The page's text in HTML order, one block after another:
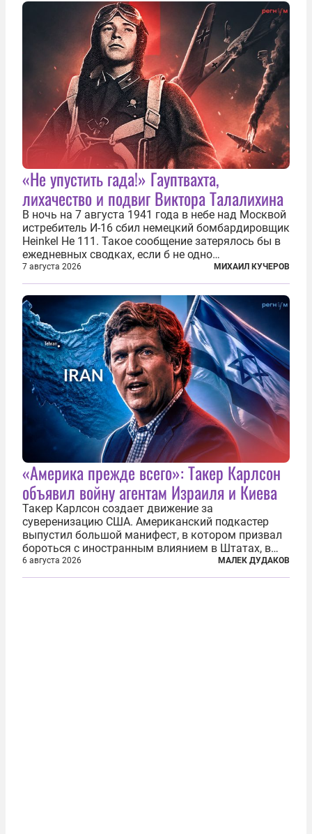
основном —...
«Не упустить гада!» Гауптвахта,
лихачество и подвиг Виктора Талалихина
В ночь на 7 августа 1941 года в небе над Москвой
истребитель И-16 сбил немецкий бомбардировщик
Heinkel He 111. Такое сообщение затерялось бы в
ежедневных сводках, если б не одно
обстоятельство. Это был один из первых в
истории отечественной авиации ночных таранов.
У пилота — младшего лейтенанта...
7 августа 2026 МИХАИЛ КУЧЕРОВ
«Америка прежде всего»: Такер Карлсон
объявил войну агентам Израиля и Киева
Такер Карлсон создает движение за
суверенизацию США. Американский подкастер
выпустил большой манифест, в котором призвал
бороться с иностранным влиянием в Штатах, в
первую очередь имея в виду Израиль. А также
прекратить заморские войны, выплатить
6 августа 2026 МАЛЕК ДУДАКОВ